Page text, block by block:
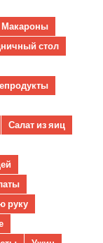
Макароны
стол
Салат из яиц
руку